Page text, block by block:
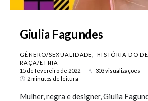
Giulia Fagundes
GÊNERO/SEXUALIDADE
HISTÓRIA DO
RAÇA/ETNIA
15 de fevereiro de 2022
303 visualizações
2 minutos de leitura
Mulher, negra e designer, Giulia